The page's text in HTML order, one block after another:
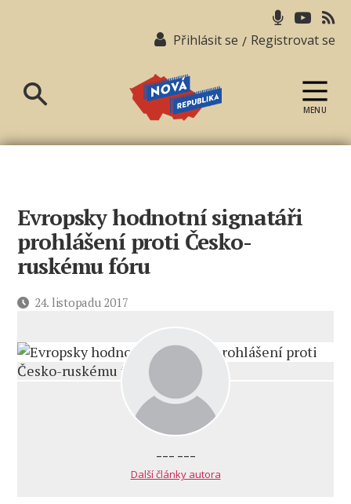
Přihlásit se / Registrovat se
republika
MENU
Evropsky hodnotní signatáři
prohlášení proti Česko-
ruskému fóru
Datum24. listopadu 2017
--- ---
Další články autora